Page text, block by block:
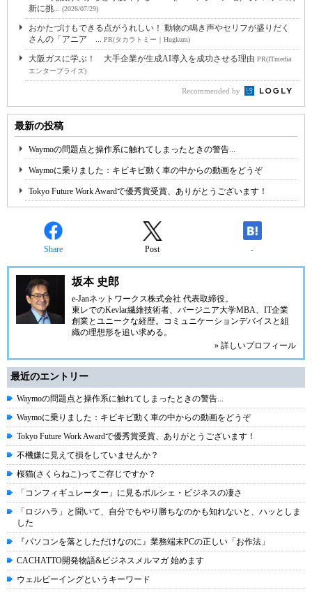
新に挑... (2026/07/29)
おかたづけもできる点がうれしい！ 動物の鳴き声やセリフが盛りだく
さんの「アニア ... PR(タカラトミー｜Hugkum)
大阪ガスに学ぶ！ 大手企業が生成AI導入を成功させる理由 PR(ITmedia
エンタープライズ)
Recommended by
最新の投稿
Waymoの問題点と操作系に触れてしまったときの警告...
Waymoに乗りました：キビキビ動く車の中からの動画をどうぞ
Tokyo Future Work Awardで優秀賞受賞、ありがとうございます！
Share Post -
坂本 史郎
e-Janネットワークス株式会社 代表取締役。
東レでのKevlar繊維技術者、 バージニア大学MBA、IT企業
創業とユニークな経歴。 コミュニケーションデバイスと組
織の理想形を追い求める。
» 詳しいプロフィール
最近のエントリー
Waymoの問題点と操作系に触れてしまったときの警告...
Waymoに乗りました：キビキビ動く車の中からの動画をどうぞ
Tokyo Future Work Awardで優秀賞受賞、ありがとうございます！
不機嫌に見えて損をしていませんか？
桜猫(さくらねこ)ってご存じですか？
「コンフィギュレーター」に見るポルシェ・ビジネスの凄さ
「ロジハラ」と聞いて、自分でもやり勝ちなのかも知れないと、ハッとしま
した
『パソコンを落としただけなのに』業務端末PCの正しい「お作法」
CACHATTO開発物語&ビジネスメルマガ 始めます
ウェルビーイングというキーワード